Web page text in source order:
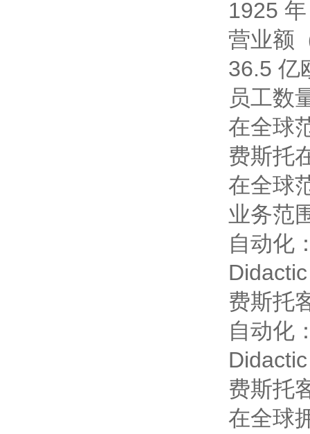
1925
营业额
36.5 亿
员工数
在全球
费斯托
在全球
业务范
自动化
费斯托
自动化
费斯托
在全球